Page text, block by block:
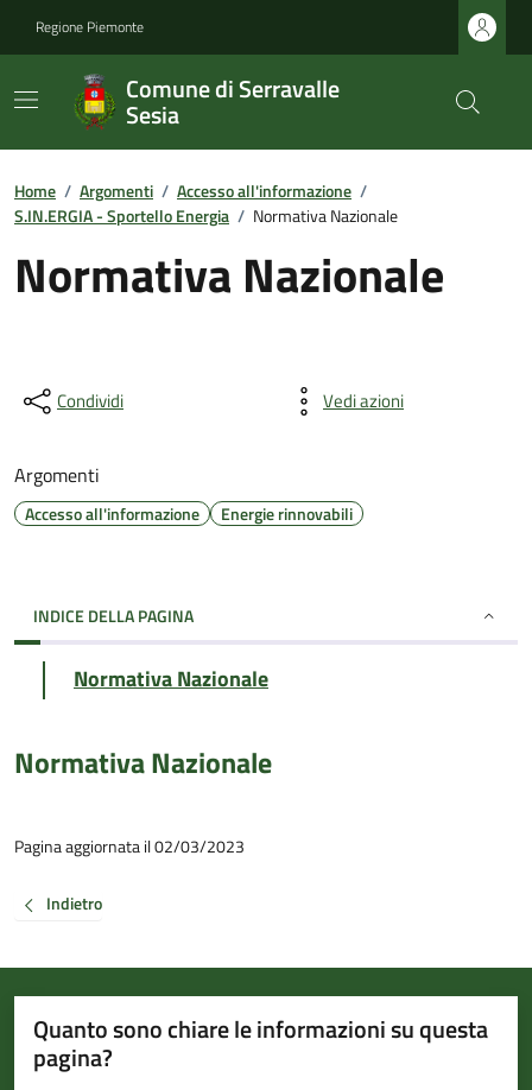
Regione Piemonte
Comune di Serravalle
Sesia
Home / Argomenti / Accesso all'informazione /
S.IN.ERGIA - Sportello Energia / Normativa Nazionale
Normativa Nazionale
Condividi Vedi azioni
Argomenti
Accesso all'informazione Energie rinnovabili
INDICE DELLA PAGINA
Normativa Nazionale
Normativa Nazionale
Pagina aggiornata il 02/03/2023
Indietro
Quanto sono chiare le informazioni su questa
pagina?